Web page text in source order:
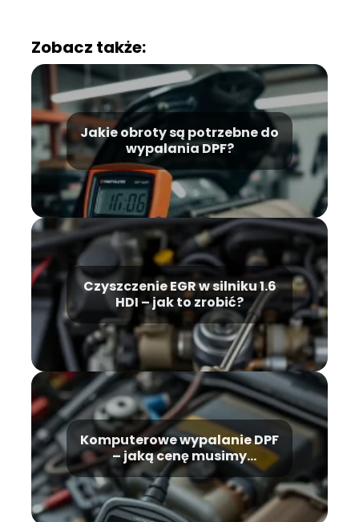
Zobacz także:
Jakie obroty są potrzebne do
wypalania DPF?
Czyszczenie EGR w silniku 1.6
HDI – jak to zrobić?
Komputerowe wypalanie DPF
– jaką cenę musimy
zapłacić?